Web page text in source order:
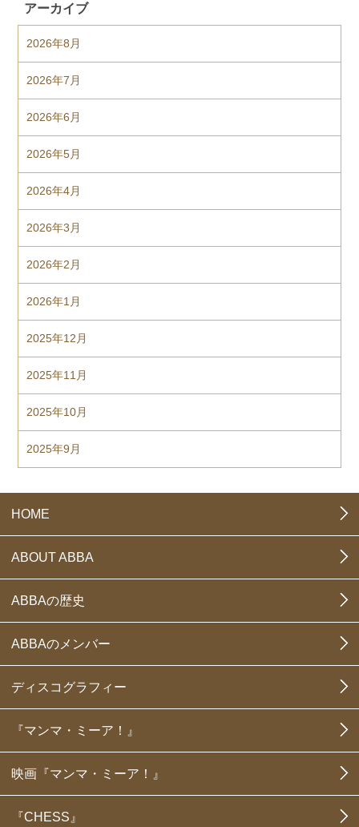
アーカイブ
2026年8月
2026年7月
2026年6月
2026年5月
2026年4月
2026年3月
2026年2月
2026年1月
2025年12月
2025年11月
2025年10月
2025年9月
HOME
ABOUT ABBA
ABBAの歴史
ABBAのメンバー
ディスコグラフィー
『マンマ・ミーア！』
映画『マンマ・ミーア！』
『CHESS』